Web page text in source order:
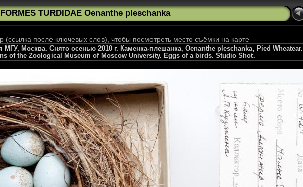
TURDIDAE Oenanthe pleschanka
(ссылка после ключевых слов), чтобы посмотреть место съёмки на карте
МГУ, Москва. Снято осенью 2010 г. Каменка-плешанка, Oenanthe pleschanka, Pied Wheatear.
of the Zoological Museum of Moscow University. Eggs of a birds. Studio Shot.